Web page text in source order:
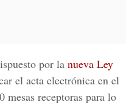
por la nueva Ley
el acta electrónica en el
mesas receptoras para lo